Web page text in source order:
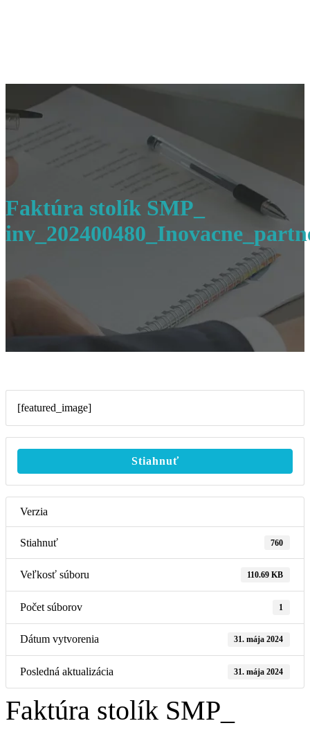
Faktúra stolík SMP_
[featured_image]
Stiahnuť
Verzia
Stiahnuť 760
Veľkosť súboru 110.69 KB
Počet súborov 1
Dátum vytvorenia 31. mája 2024
Posledná aktualizácia 31. mája 2024
Faktúra stolík SMP_